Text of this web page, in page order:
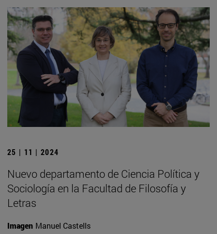
25 | 11 | 2024
Nuevo departamento de Ciencia Política y
Sociología en la Facultad de Filosofía y
Letras
Imagen Manuel Castells